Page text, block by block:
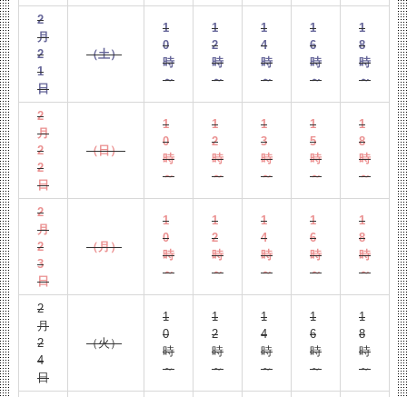
2
月
2
1
日
（土）
1
0
時
～
1
2
時
～
1
4
時
～
1
6
時
～
1
8
時
～
2
月
2
2
日
（日）
1
0
時
～
1
2
時
～
1
3
時
～
1
5
時
～
1
8
時
～
2
月
2
3
日
（月）
1
0
時
～
1
2
時
～
1
4
時
～
1
6
時
～
1
8
時
～
2
月
2
4
日
（火）
1
0
時
～
1
2
時
～
1
4
時
～
1
6
時
～
1
8
時
～